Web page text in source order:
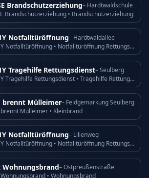
Brandschutzerziehung– Hardtwaldschule
Brandschutzerziehung • Brandschutzerziehung
Notfalltüröffnung– Hardtwaldallee
H1Y Notfalltüröffnung • Notfalltüröffnung Rettungsdienst
Tragehilfe Rettungsdienst– Seulberg
H1Y Tragehilfe Rettungsdienst • Tragehilfe Rettungsdienst
brennt Mülleimer– Feldgemarkung Seulberg
brennt Mülleimer • Kleinbrand
Notfalltüröffnung– Lilienweg
H1Y Notfalltüröffnung • Notfalltüröffnung Rettungsdienst
Wohnungsbrand– Ostpreußenstraße
Wohnungsbrand • Wohnungsbrand